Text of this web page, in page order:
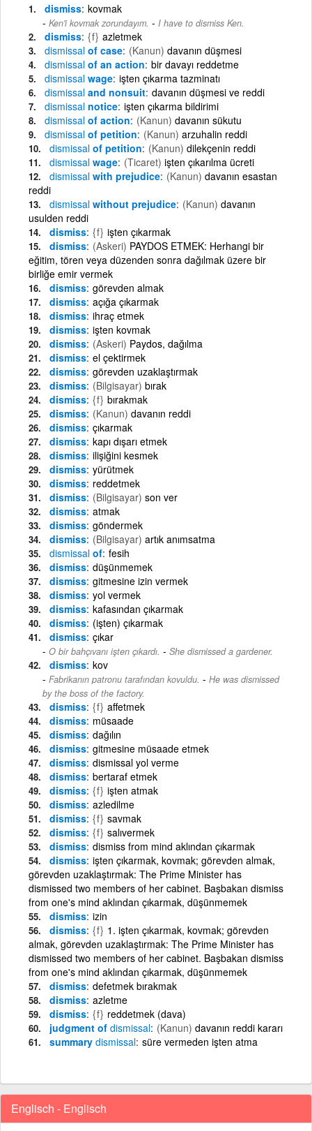
dismiss kovmak
Ken'i kovmak zorundayım. - I have to dismiss Ken.
dismiss {f} azletmek
dismissal of case (Kanun) davanın düşmesi
dismissal of an action bir davayı reddetme
dismissal wage işten çıkarma tazminatı
dismissal and nonsuit davanın düşmesi ve reddi
dismissal notice işten çıkarma bildirimi
dismissal of action (Kanun) davanın sükutu
dismissal of petition (Kanun) arzuhalin reddi
dismissal of petition (Kanun) dilekçenin reddi
dismissal wage (Ticaret) işten çıkarılma ücreti
dismissal with prejudice (Kanun) davanın esastan
reddi
dismissal without prejudice (Kanun) davanın
usulden reddi
dismiss {f} işten çıkarmak
dismiss (Askeri) PAYDOS ETMEK: Herhangi bir
eğitim, tören veya düzenden sonra dağılmak üzere bir
birliğe emir vermek
dismiss görevden almak
dismiss açığa çıkarmak
dismiss ihraç etmek
dismiss işten kovmak
dismiss (Askeri) Paydos, dağılma
dismiss el çektirmek
dismiss görevden uzaklaştırmak
dismiss (Bilgisayar) bırak
dismiss {f} bırakmak
dismiss (Kanun) davanın reddi
dismiss çıkarmak
dismiss kapı dışarı etmek
dismiss ilişiğini kesmek
dismiss yürütmek
dismiss reddetmek
dismiss (Bilgisayar) son ver
dismiss atmak
dismiss göndermek
dismiss (Bilgisayar) artık anımsatma
dismissal of fesih
dismiss düşünmemek
dismiss gitmesine izin vermek
dismiss yol vermek
dismiss kafasından çıkarmak
dismiss (işten) çıkarmak
dismiss çıkar
O bir bahçıvanı işten çıkardı. - She dismissed a gardener.
dismiss kov
Fabrikanın patronu tarafından kovuldu. - He was dismissed
by the boss of the factory.
dismiss {f} affetmek
dismiss müsaade
dismiss dağılın
dismiss gitmesine müsaade etmek
dismiss dismissal yol verme
dismiss bertaraf etmek
dismiss {f} işten atmak
dismiss azledilme
dismiss {f} savmak
dismiss {f} salıvermek
dismiss dismiss from mind aklından çıkarmak
dismiss işten çıkarmak, kovmak; görevden almak,
görevden uzaklaştırmak: The Prime Minister has
dismissed two members of her cabinet. Başbakan dismiss
from one's mind aklından çıkarmak, düşünmemek
dismiss izin
dismiss {f} 1. işten çıkarmak, kovmak; görevden
almak, görevden uzaklaştırmak: The Prime Minister has
dismissed two members of her cabinet. Başbakan dismiss
from one's mind aklından çıkarmak, düşünmemek
dismiss defetmek bırakmak
dismiss azletme
dismiss {f} reddetmek (dava)
judgment of dismissal (Kanun) davanın reddi kararı
summary dismissal süre vermeden işten atma
Englisch - Englisch